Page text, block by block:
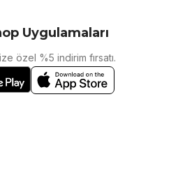
Uygulamaları
özel %5 indirim fırsatı.